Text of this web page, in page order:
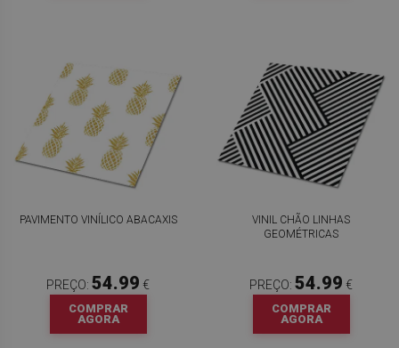
PAVIMENTO VINÍLICO ABACAXIS
PREÇO: 54.99 €
COMPRAR
AGORA
VINIL CHÃO LINHAS
GEOMÉTRICAS
PREÇO: 54.99 €
COMPRAR
AGORA